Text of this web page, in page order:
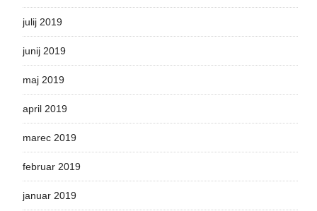
julij 2019
junij 2019
maj 2019
april 2019
marec 2019
februar 2019
januar 2019